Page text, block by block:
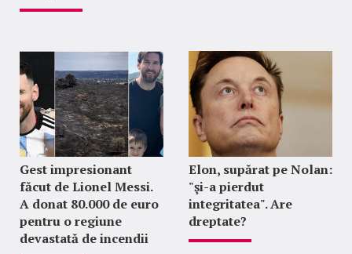
Gest impresionant
făcut de Lionel Messi.
A donat 80.000 de euro
pentru o regiune
devastată de incendii
Elon, supărat pe Nolan:
"şi-a pierdut
integritatea". Are
dreptate?